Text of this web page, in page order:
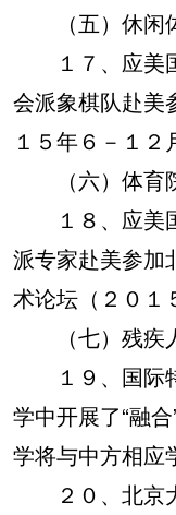
（五）休闲
１７、应美
会派象棋队赴美
１５年６－１２
（六）体育
１８、应美
派专家赴美参加
术论坛（２０１
（七）残疾
１９、国际
学中开展了“融
学将与中方相应
２０、北京